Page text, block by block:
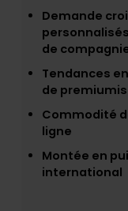
Demande
de
Tendances
de
Commodité
ligne
Montée en
international